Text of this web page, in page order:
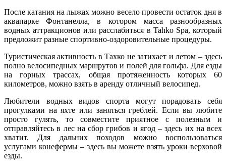
После катания на лыжах можно весело провести остаток дня в
аквапарке Фонтанелла, в котором масса разнообразных
водных аттракционов или расслабиться в Tahko Spa, который
предложит разные спортивно-оздоровительные процедуры.
Туристическая активность в Тахко не затихает и летом – здесь
полно велосипедных маршрутов и полей для гольфа. Для езды
на горных трассах, общая протяженность которых 60
километров, можно взять в аренду отличный велосипед.
Любители водных видов спорта могут порадовать себя
прогулками на яхте или заняться греблей. Если вы любите
просто гулять, то совместите приятное с полезным и
отправляйтесь в лес на сбор грибов и ягод – здесь их на всех
хватит. Для дальних походов можно воспользоваться
услугами конефермы – здесь вы можете взять уроки верховой
езды.